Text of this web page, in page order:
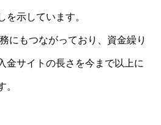
を示しています。
にもつながっており、資金繰り
金サイトの長さを今まで以上に
。